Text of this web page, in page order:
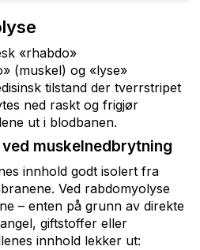
«rhabdo»
(muskel) og «lyse»
tilstand der tverrstripet
ned raskt og frigjør
ut i blodbanen.
muskelnedbrytning
innhold godt isolert fra
Ved rabdomyolyse
– enten på grunn av direkte
giftstoffer eller
innhold lekker ut: